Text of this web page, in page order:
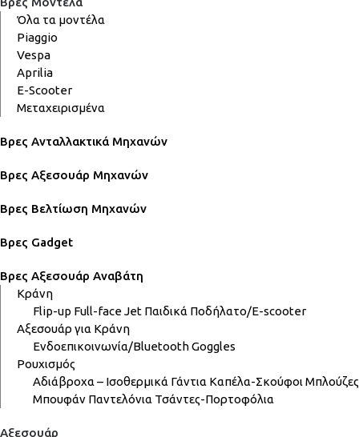
Όλα τα μοντέλα
Piaggio
Vespa
Aprilia
E-Scooter
Μεταχειρισμένα
Βρες Ανταλλακτικά Μηχανών
Βρες Αξεσουάρ Μηχανών
Βρες Βελτίωση Μηχανών
Βρες Gadget
Βρες Αξεσουάρ Αναβάτη
Κράνη
Flip-up Full-faceJet Παιδικά Ποδήλατο/E-scooter
Αξεσουάρ για Κράνη
Ενδοεπικοινωνία/BluetoothGoggles
Ρουχισμός
Αδιάβροχα – Ισοθερμικά Γάντια Καπέλα-Σκούφοι Μπλούζες
Μπουφάν Παντελόνια Τσάντες-Πορτοφόλια
Αξεσουάρ